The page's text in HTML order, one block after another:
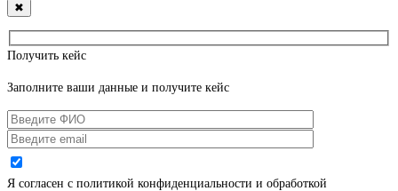
✖
Получить кейс
Заполните ваши данные и получите кейс
Я согласен с политикой конфиденциальности и обработкой